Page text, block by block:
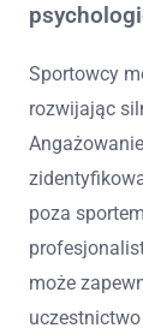
Sportowcy
rozwijając
poza
może